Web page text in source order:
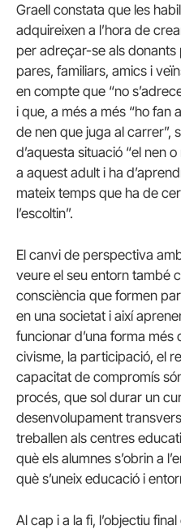
Graell constata que les
adquireixen a l’hora de
per adreçar-se als donants
pares, familiars, amics i
en compte que “no
i que, a més a més “ho fan
de nen que juga al carrer”,
d’aquesta situació “el nen
a aquest adult i ha
mateix temps que ha de
l’escoltin”.
El canvi de perspectiva
veure el seu entorn també
consciència que formen
en una societat i així
funcionar d’una forma més
civisme, la participació, el
capacitat de compromís
procés, que sol durar un
desenvolupament
treballen als centres
què els alumnes s’obrin a
què s’uneix educació i
Al cap i a la fi, l’objectiu